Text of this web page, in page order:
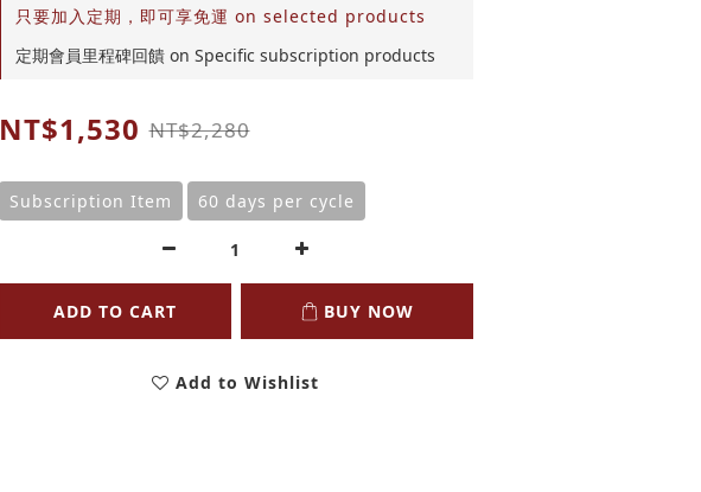
只要加入定期，即可享免運 on selected products
定期會員里程碑回饋 on Specific subscription products
NT$1,530 NT$2,280
Subscription Item 60 days per cycle
ADD TO CART BUY NOW
Add to Wishlist